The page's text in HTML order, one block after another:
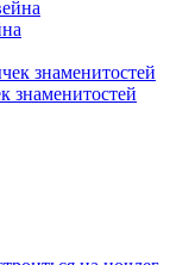
знаменитостей